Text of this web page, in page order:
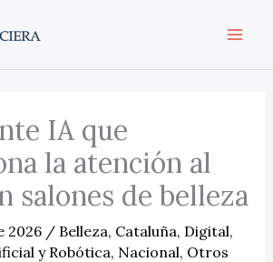
IA que
la atención al
salones de belleza
2026 / Belleza, Cataluña, Digital,
y Robótica, Nacional, Otros